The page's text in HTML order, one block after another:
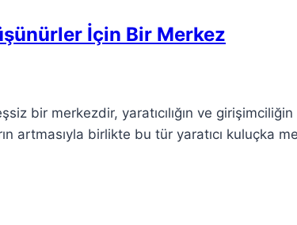
İçin Bir Merkez
bir merkezdir, yaratıcılığın ve
artmasıyla birlikte bu tür yaratıcı kuluçka